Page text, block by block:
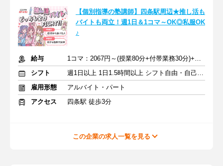
【個別指導の塾講師】四条駅周辺★推し活も
バイトも両立！週1日＆1コマ～OK◎私服OK
♪
給与
1コマ：2067円～(授業80分+付帯業務30分)+交通費支給
シフト
週1日以上 1日1.5時間以上 シフト自由・自己申告
雇用形態
アルバイト・パート
アクセス
四条駅 徒歩3分
この企業の求人一覧を見る